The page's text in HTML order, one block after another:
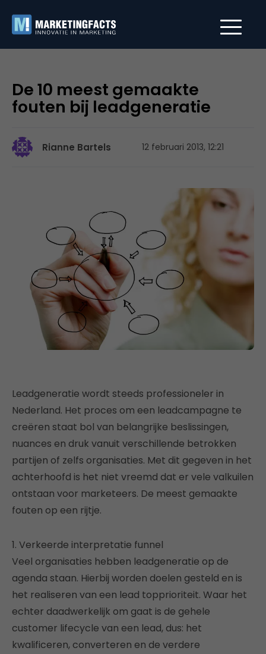
De 10 meest gemaakte
fouten bij leadgeneratie
Rianne Bartels 12 februari 2013, 12:21
Leadgeneratie wordt steeds professioneler in
Nederland. Het proces om een leadcampagne te
creëren staat bol van belangrijke beslissingen,
nuances en druk vanuit verschillende betrokken
partijen of zelfs organisaties. Met dit gegeven in het
achterhoofd is het niet vreemd dat er vele valkuilen
ontstaan voor marketeers. De meest gemaakte
fouten op een rijtje.
1. Verkeerde interpretatie funnel
Veel organisaties hebben leadgeneratie op de
agenda staan. Hierbij worden doelen gesteld en is
het realiseren van een lead topprioriteit. Waar het
echter daadwerkelijk om gaat is de gehele
customer lifecycle van een lead, dus: het
kwalificeren, converteren en de verdere